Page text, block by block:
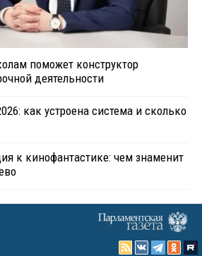
поможет конструктор
деятельности
как устроена система и сколько
к кинофантастике: чем знаменит